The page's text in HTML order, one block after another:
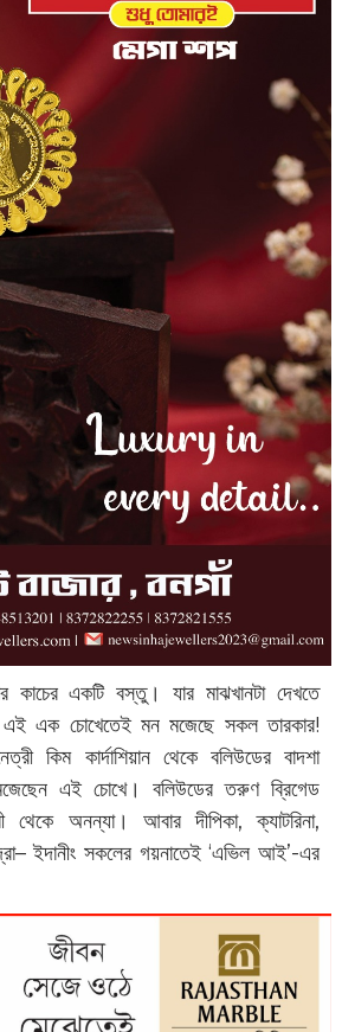
কাচের একটি বস্তু। যার মাঝখানটা দেখতে
এক চোখেতেই মন মজেছে সকল তারকার!
কিম কার্দাশিয়ান থেকে বলিউডের বাদশা
এই চোখে। বলিউডের তরুণ ব্রিগেড
থেকে অনন্যা। আবার দীপিকা, ক্যাটরিনা,
ইদানীং সকলের গয়নাতেই ‘এভিল আই’-এর